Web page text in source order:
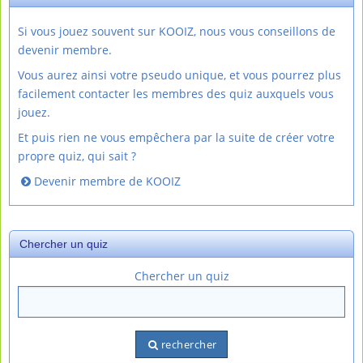
Si vous jouez souvent sur KOOIZ, nous vous conseillons de
devenir membre.
Vous aurez ainsi votre pseudo unique, et vous pourrez plus
facilement contacter les membres des quiz auxquels vous
jouez.
Et puis rien ne vous empêchera par la suite de créer votre
propre quiz, qui sait ?
Devenir membre de KOOIZ
Chercher un quiz
Chercher un quiz
rechercher